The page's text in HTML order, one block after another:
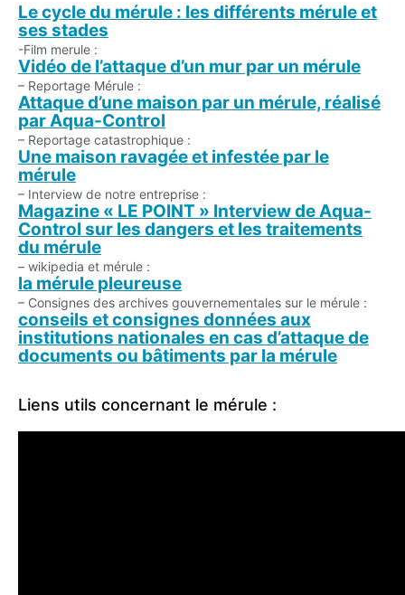
Le cycle du mérule : les différents mérule et
ses stades
-Film merule :
Vidéo de l’attaque d’un mur par un mérule
– Reportage Mérule :
Attaque d’une maison par un mérule, réalisé
par Aqua-Control
– Reportage catastrophique :
Une maison ravagée et infestée par le
mérule
– Interview de notre entreprise :
Magazine « LE POINT » Interview de Aqua-
Control sur les dangers et les traitements
du mérule
– wikipedia et mérule :
la mérule pleureuse
– Consignes des archives gouvernementales sur le mérule :
conseils et consignes données aux
institutions nationales en cas d’attaque de
documents ou bâtiments par la mérule
Liens utils concernant le mérule :